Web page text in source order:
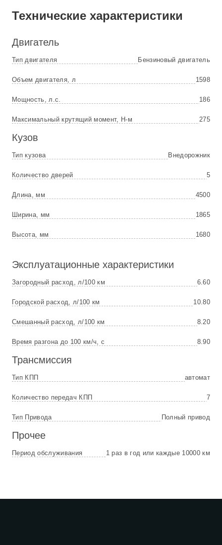
Технические характеристики
Двигатель
Тип двигателя Бензиновый двигатель
Объем двигателя, л 1598
Мощность, л.с. 186
Максимальный крутящий момент, Н-м 275
Кузов
Тип кузова Внедорожник
Количество дверей 5
Длина, мм 4500
Ширина, мм 1865
Высота, мм 1680
Эксплуатационные характеристики
Загородный расход, л/100 км 6.60
Городской расход, л/100 км 10.80
Смешанный расход, л/100 км 8.20
Время разгона до 100 км/ч, с 8.90
Трансмиссия
Тип КПП автомат
Количество передач КПП 7
Тип Привода Полный привод
Прочее
Период обслуживания 1 раз в год или каждые 10000 км